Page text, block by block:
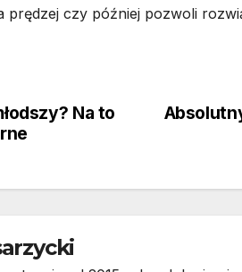
czy później pozwoli
Na to